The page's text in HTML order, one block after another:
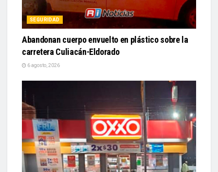
SEGURIDAD
Abandonan cuerpo envuelto en plástico sobre la
carretera Culiacán-Eldorado
6 agosto, 2026